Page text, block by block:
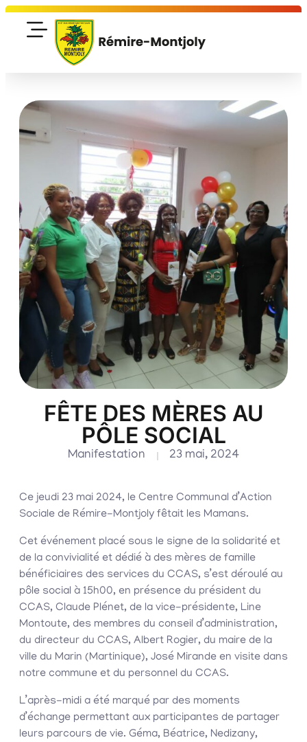
FÊTE DES MÈRES AU
PÔLE SOCIAL
Manifestation 23 mai, 2024
Ce jeudi 23 mai 2024, le Centre Communal d’Action
Sociale de Rémire-Montjoly fêtait les Mamans.
Cet événement placé sous le signe de la solidarité et
de la convivialité et dédié à des mères de famille
bénéficiaires des services du CCAS, s’est déroulé au
pôle social à 15h00, en présence du président du
CCAS, Claude Plénet, de la vice-présidente, Line
Montoute, des membres du conseil d’administration,
du directeur du CCAS, Albert Rogier, du maire de la
ville du Marin (Martinique), José Mirande en visite dans
notre commune et du personnel du CCAS.
L’après-midi a été marqué par des moments
d’échange permettant aux participantes de partager
leurs parcours de vie. Géma, Béatrice, Nedizany,